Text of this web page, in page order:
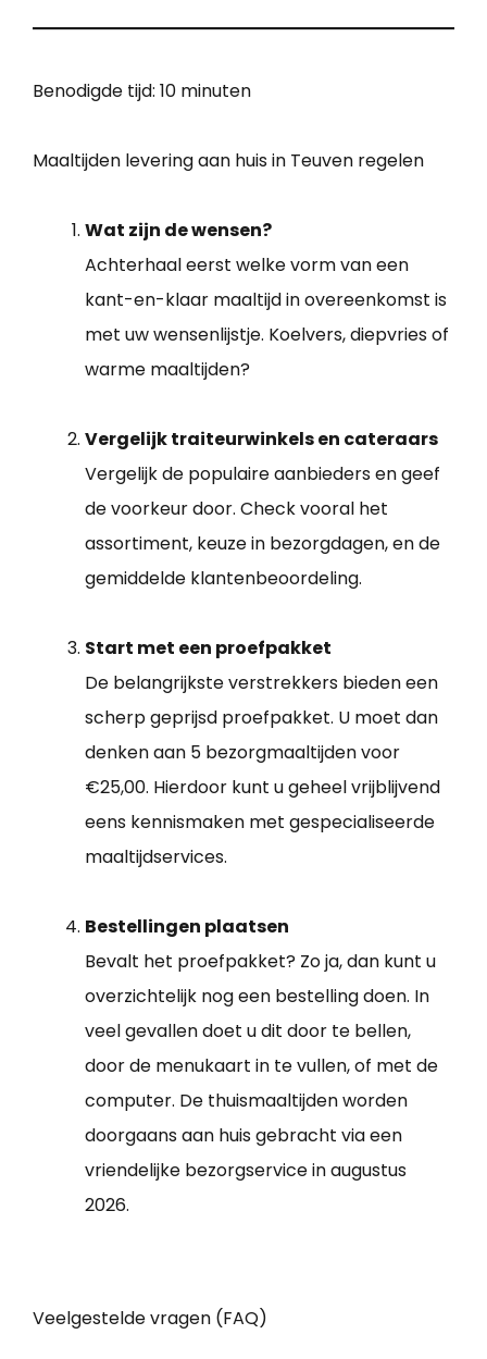
Benodigde tijd: 10 minuten
Maaltijden levering aan huis in Teuven regelen
Wat zijn de wensen?
Achterhaal eerst welke vorm van een
kant-en-klaar maaltijd in overeenkomst is
met uw wensenlijstje. Koelvers, diepvries of
warme maaltijden?
Vergelijk traiteurwinkels en cateraars
Vergelijk de populaire aanbieders en geef
de voorkeur door. Check vooral het
assortiment, keuze in bezorgdagen, en de
gemiddelde klantenbeoordeling.
Start met een proefpakket
De belangrijkste verstrekkers bieden een
scherp geprijsd proefpakket. U moet dan
denken aan 5 bezorgmaaltijden voor
€25,00. Hierdoor kunt u geheel vrijblijvend
eens kennismaken met gespecialiseerde
maaltijdservices.
Bestellingen plaatsen
Bevalt het proefpakket? Zo ja, dan kunt u
overzichtelijk nog een bestelling doen. In
veel gevallen doet u dit door te bellen,
door de menukaart in te vullen, of met de
computer. De thuismaaltijden worden
doorgaans aan huis gebracht via een
vriendelijke bezorgservice in augustus
2026.
Veelgestelde vragen (FAQ)